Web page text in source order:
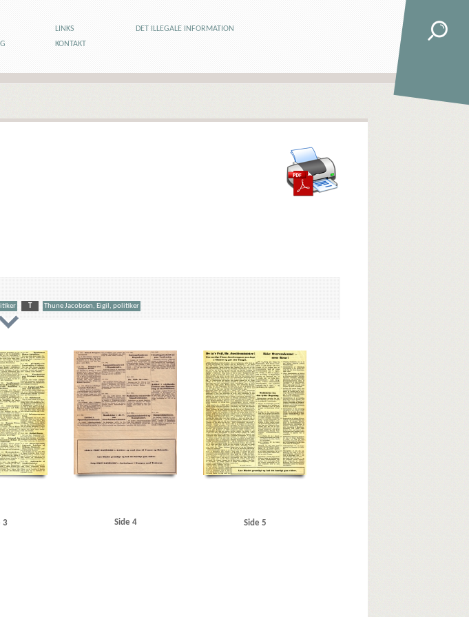
LINKS
DET ILLEGALE INFORMATION
KONTAKT
T Thune Jacobsen, Eigil, politiker
Arbejderparti) Dybbøl E Eden, Anthony
Ekstra Bladet
Danmark Frit Danmark Færøerne Goebbels, Joseph Grundloven
Grønland
Ilmensøen J Jessen, Halvor, oberst Justitsministerium, det danske Jydske Tidende
Jyllands-
Paul Knox, John, dommer Knuth, greve
Kofoed Wodschow, Svend K., orlogskaptajn
Lex Ørum Lili Marleen Lillebæltsbroen Limfjorden Lüdke, Erich Læsø
M
H. Christian Quisling, Vidkun Regiment Nordland
Rigsdagen, den danske
Sociallovsrevisionen Sovjetunionen Sparekassetidende Storebæltsoverfarten
Strib
Pressebureau Udenrigsministerium, det danske Underhuset Ungarn USA
V
3 Side 4 Side 5